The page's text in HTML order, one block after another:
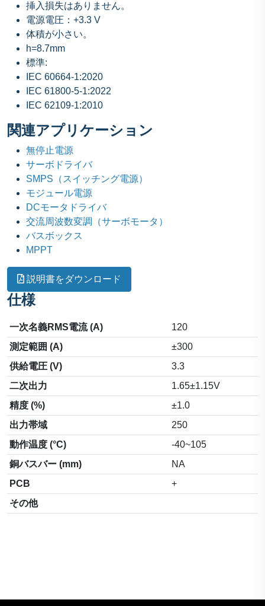
挿入損失はありません。
電源電圧：+3.3 V
体積が小さい。
h=8.7mm
標準:
IEC 60664-1:2020
IEC 61800-5-1:2022
IEC 62109-1:2010
関連アプリケーション
無停止電源
サーボドライバ
SMPS（スイッチング電源）
モジュール電源
DCモータドライバ
交流周波数変調（サーボモータ）
バスボックス
MPPT
説明書をダウンロード
仕様
一次名義RMS電流 (A)
120
測定範囲 (A)
±300
供給電圧 (V)
3.3
二次出力
1.65±1.15V
精度 (%)
±1.0
出力帯域
250
動作温度 (°C)
-40~105
銅バスバー (mm)
NA
PCB
+
その他